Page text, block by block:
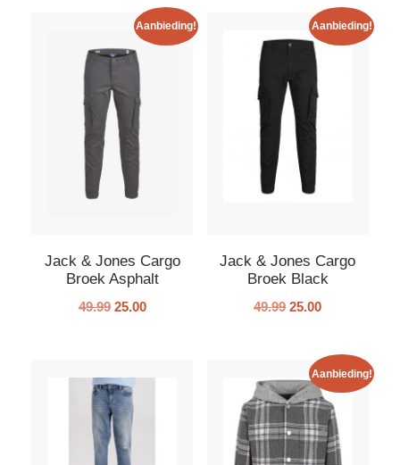
Aanbieding!
Jack & Jones Cargo
Broek Asphalt
49.99 25.00
Aanbieding!
Jack & Jones Cargo
Broek Black
49.99 25.00
Aanbieding!